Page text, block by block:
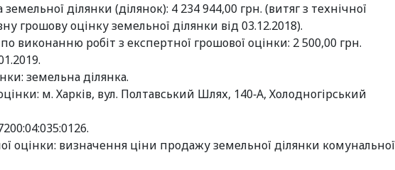
ділянки (ділянок): 4 234 944,00 грн. (витяг з технічної
грошову оцінку земельної ділянки від 03.12.2018).
виконанню робіт з експертної грошової оцінки: 2 500,00 грн.
земельна ділянка.
м. Харків, вул. Полтавський Шлях, 140‑А, Холодногірський
оцінки: визначення ціни продажу земельної ділянки комунальної